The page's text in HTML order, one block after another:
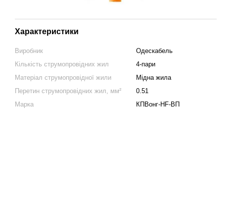
Характеристики
Виробник
Одескабель
Кількість струмопровідних жил
4-пари
Матеріал струмопровідної жили
Мідна жила
Перетин струмопровідних жил, мм²
0.51
Марка
КПВонг-HF-ВП